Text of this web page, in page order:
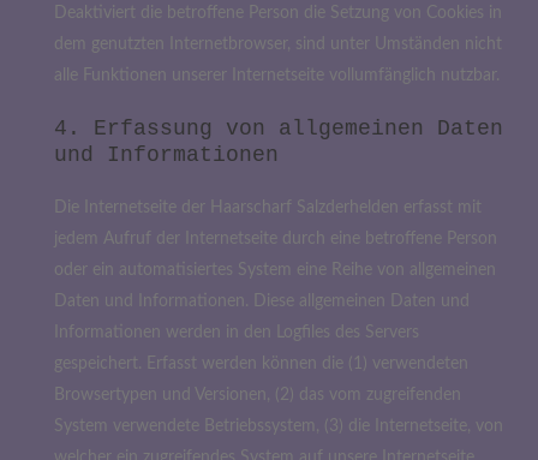
Deaktiviert die betroffene Person die Setzung von Cookies in
dem genutzten Internetbrowser, sind unter Umständen nicht
alle Funktionen unserer Internetseite vollumfänglich nutzbar.
4. Erfassung von allgemeinen Daten
und Informationen
Die Internetseite der Haarscharf Salzderhelden erfasst mit
jedem Aufruf der Internetseite durch eine betroffene Person
oder ein automatisiertes System eine Reihe von allgemeinen
Daten und Informationen. Diese allgemeinen Daten und
Informationen werden in den Logfiles des Servers
gespeichert. Erfasst werden können die (1) verwendeten
Browsertypen und Versionen, (2) das vom zugreifenden
System verwendete Betriebssystem, (3) die Internetseite, von